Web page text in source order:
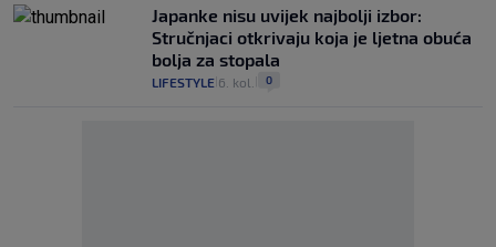
Japanke nisu uvijek najbolji izbor:
Stručnjaci otkrivaju koja je ljetna obuća
bolja za stopala
LIFESTYLE 6. kol. 0